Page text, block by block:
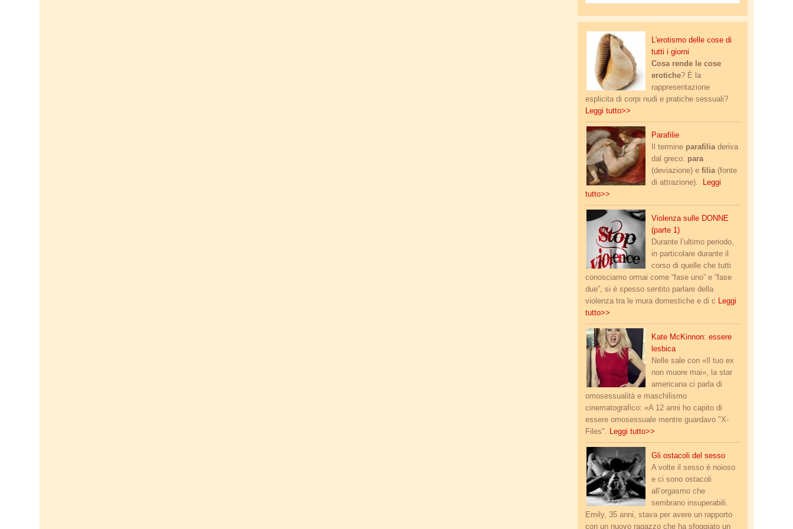
erotismo_delle_cose_1.jpg
L'erotismo delle cose di
tutti i giorni
Cosa rende le cose
erotiche? È la
rappresentazione
esplicita di corpi nudi e pratiche sessuali?
Leggi tutto>>
parafilia.jpg
Parafilie
Il termine parafiliaderiva
dal greco: para
(deviazione) efilia (fonte
di attrazione).
Leggi
tutto>>
violenza-donne-1200x600.jpg
Violenza sulle DONNE
(parte 1)
Durante l’ultimo periodo,
in particolare durante il
corso di quelle che tutti
conosciamo ormai come “fase uno” e “fase
due”, si è spesso sentito parlare della
violenza tra le mura domestiche e di c Leggi
tutto>>
kate_mckinnon.jpgKate McKinnon: essere
lesbica
Nelle sale con «Il tuo ex
non muore mai», la star
americana ci parla di
omosessualità e maschilismo
cinematografico: «A 12 anni ho capito di
essere omosessuale mentre guardavo "X-
Files". Leggi tutto>>
cunnilingus.jpg
Gli ostacoli del sesso
A volte il sesso è noioso
e ci sono ostacoli
all’orgasmo che
sembrano insuperabili.
Emily, 35 anni, stava per avere un rapporto
con un nuovo ragazzo che ha sfoggiato un